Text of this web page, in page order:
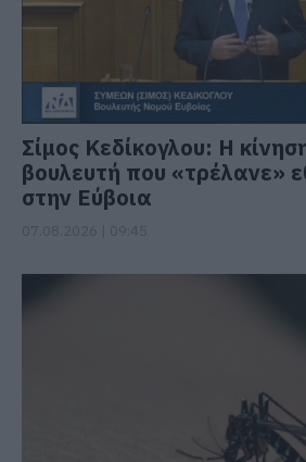
Σίμος Κεδίκογλου: Η
βουλευτή που «τρέλανε»
στην Εύβοια